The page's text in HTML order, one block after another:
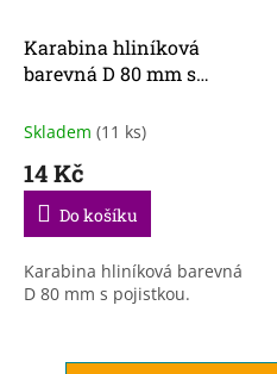
Karabina hliníková
barevná D 80 mm s
Skladem (11 ks)
14 Kč
Do košíku
Karabina hliníková barevná
D 80 mm s pojistkou.